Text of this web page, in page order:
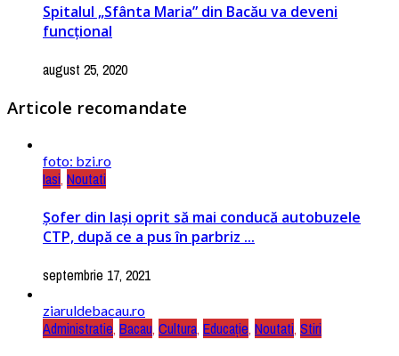
Spitalul „Sfânta Maria” din Bacău va deveni
funcțional
august 25, 2020
Articole recomandate
foto: bzi.ro
Iasi, Noutati
Şofer din Iaşi oprit să mai conducă autobuzele
CTP, după ce a pus în parbriz ...
septembrie 17, 2021
ziaruldebacau.ro
Administratie, Bacau, Cultura, Educație, Noutati, Stiri